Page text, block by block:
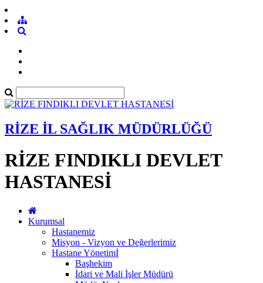
RİZE İL SAĞLIK MÜDÜRLÜĞÜ
RİZE FINDIKLI DEVLET
HASTANESİ
Kurumsal
Hastanemiz
Misyon - Vizyon ve Değerlerimiz
Hastane Yönetimİ
Başhekim
İdari ve Mali İşler Müdürü